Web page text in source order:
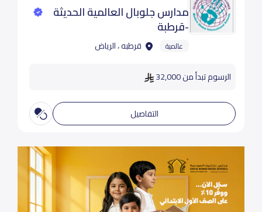
مدارس جلوبال العالمية الحديثة
-قرطبة
عالمية قرطبه ، الرياض
الرسوم تبدأ من 32,000
التفاصيل